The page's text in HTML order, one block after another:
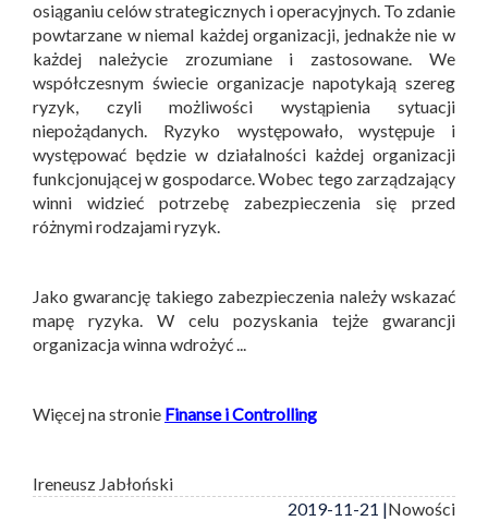
osiąganiu celów strategicznych i operacyjnych. To zdanie
powtarzane w niemal każdej organizacji, jednakże nie w
każdej należycie zrozumiane i zastosowane. We
współczesnym świecie organizacje napotykają szereg
ryzyk, czyli możliwości wystąpienia sytuacji
niepożądanych. Ryzyko występowało, występuje i
występować będzie w działalności każdej organizacji
funkcjonującej w gospodarce. Wobec tego zarządzający
winni widzieć potrzebę zabezpieczenia się przed
różnymi rodzajami ryzyk.
Jako gwarancję takiego zabezpieczenia należy wskazać
mapę ryzyka. W celu pozyskania tejże gwarancji
organizacja winna wdrożyć ...
Więcej na stronie Finanse i Controlling
Ireneusz Jabłoński
2019-11-21 |Nowości